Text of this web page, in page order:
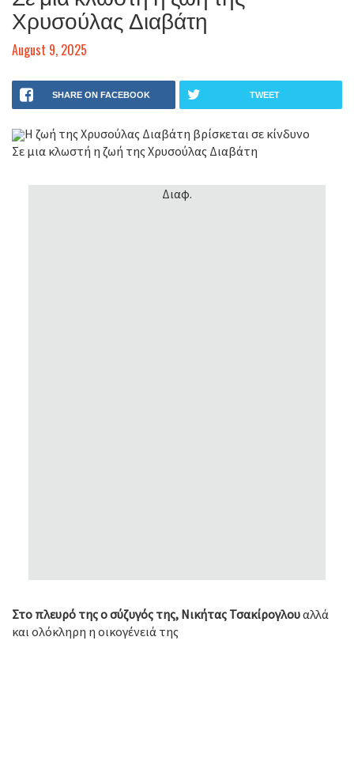
Χρυσούλας Διαβάτη
August 9, 2025
SHARE ON FACEBOOK TWEET
Η ζωή της Χρυσούλας Διαβάτη βρίσκεται σε κίνδυνο
Σε μια κλωστή η ζωή της Χρυσούλας Διαβάτη
Διαφ.
Στο πλευρό της ο σύζυγός της, Νικήτας Τσακίρογλουαλλά
και ολόκληρη η οικογένειά της